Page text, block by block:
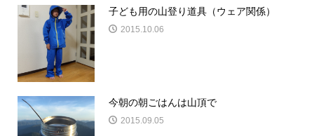
子ども用の山登り道具（ウェア関係）
2015.10.06
今朝の朝ごはんは山頂で
2015.09.05